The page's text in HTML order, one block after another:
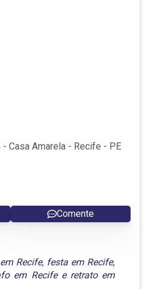
Casa Amarela - Recife - PE
Comente
Recife, festa em Recife,
em Recifee retrato em